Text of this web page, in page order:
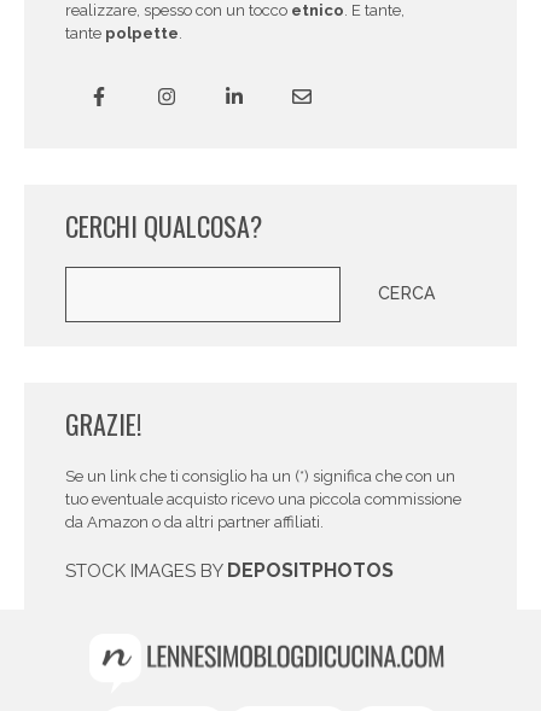
realizzare, spesso con un tocco etnico. E tante,
tante polpette.
CERCHI QUALCOSA?
CERCA
GRAZIE!
Se un link che ti consiglio ha un (*) significa che con un
tuo eventuale acquisto ricevo una piccola commissione
da Amazon o da altri partner affiliati.
STOCK IMAGES BY DEPOSITPHOTOS